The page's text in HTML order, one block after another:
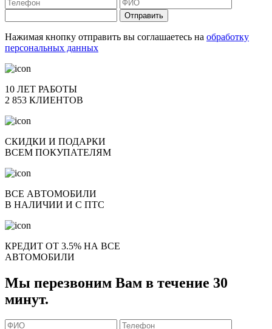
Отправить
Нажимая кнопку отправить вы соглашаетесь на обработку
персональных данных
10 ЛЕТ РАБОТЫ
2 853 КЛИЕНТОВ
СКИДКИ И ПОДАРКИ
ВСЕМ ПОКУПАТЕЛЯМ
ВСЕ АВТОМОБИЛИ
В НАЛИЧИИ И С ПТС
КРЕДИТ ОТ 3.5% НА ВСЕ
АВТОМОБИЛИ
Мы перезвоним Вам в течение 30
минут.